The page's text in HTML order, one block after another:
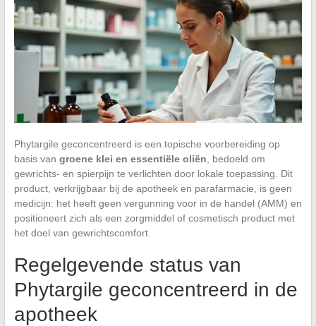
Phytargile geconcentreerd is een topische voorbereiding op
basis van groene klei en essentiële oliën , bedoeld om
gewrichts- en spierpijn te verlichten door lokale toepassing. Dit
product, verkrijgbaar bij de apotheek en parafarmacie, is geen
medicijn: het heeft geen vergunning voor in de handel (AMM) en
positioneert zich als een zorgmiddel of cosmetisch product met
het doel van gewrichtscomfort.
Regelgevende status van
Phytargile geconcentreerd in de
apotheek